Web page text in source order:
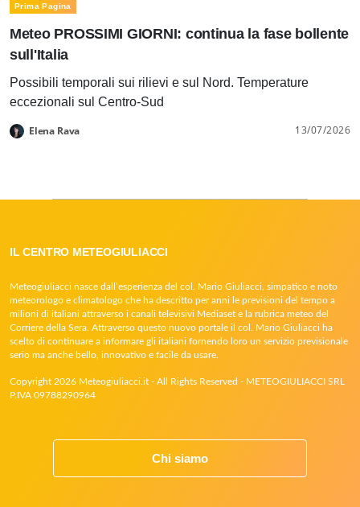
Prima Pagina
Meteo PROSSIMI GIORNI: continua la fase bollente
sull'Italia
Possibili temporali sui rilievi e sul Nord. Temperature
eccezionali sul Centro-Sud
Elena Rava 13/07/2026
IL CENTRO METEOGIULIACCI
Meteogiuliacci nasce dall’esperienza del col. Mario Giuliacci, simpatico e noto
meteorologo e climatologo che ha descritto per anni le previsioni del tempo a
milioni di italiani attraverso i canali televisivi Mediaset e la rubrica meteo del
Corriere della Sera. Attraverso questo nuovo portale il col. Mario Giuliacci ha
scelto di continuare a informare gli italiani fornendo loro un servizio previsionale
serio ma anche bello, innovativo e facile da usare.
Copyright 2026 Meteogiuliacci.it - All Rights Reserved - METEOGIULIACCI SRL
P.IVA 09788290964
Chi siamo